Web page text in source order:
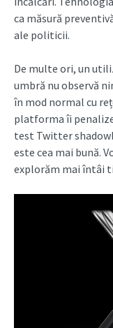
ca măsură
ale politicii.
De multe ori, un
umbră nu observă
în mod normal cu
platforma îi
test Twitter
este cea mai bună.
explorăm mai întâi